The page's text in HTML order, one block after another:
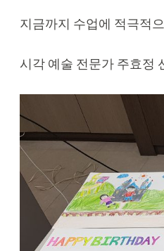
지금까지 수업에 적극적
시각 예술 전문가 주효정